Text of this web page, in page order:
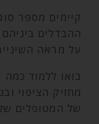
קיימים מספר
ההבדלים
על מראה
בואו ללמוד כמה
מחזיק הציפוי
של המטופלים